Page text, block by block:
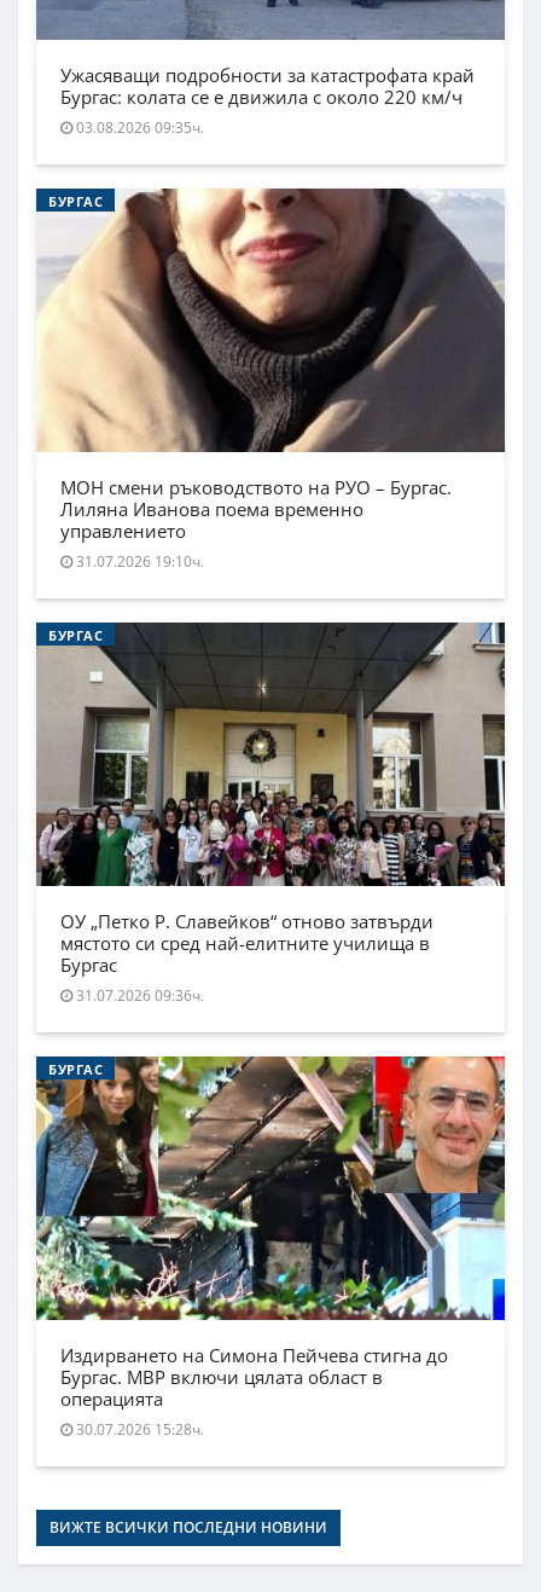
Ужасяващи подробности за катастрофата край
Бургас: колата се е движила с около 220 км/ч
03.08.2026 09:35ч.
БУРГАС
МОН смени ръководството на РУО – Бургас.
Лиляна Иванова поема временно
управлението
31.07.2026 19:10ч.
БУРГАС
ОУ „Петко Р. Славейков“ отново затвърди
мястото си сред най-елитните училища в
Бургас
31.07.2026 09:36ч.
БУРГАС
Издирването на Симона Пейчева стигна до
Бургас. МВР включи цялата област в
операцията
30.07.2026 15:28ч.
ВИЖТЕ ВСИЧКИ ПОСЛЕДНИ НОВИНИ